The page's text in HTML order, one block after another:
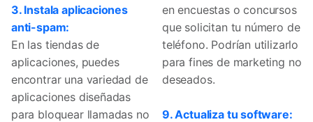
3. Instala aplicaciones
anti-spam:
En las tiendas de
aplicaciones, puedes
encontrar una variedad de
aplicaciones diseñadas
para bloquear llamadas no
en encuestas o concursos
que solicitan tu número de
teléfono. Podrían utilizarlo
para fines de marketing no
deseados.
9. Actualiza tu software: